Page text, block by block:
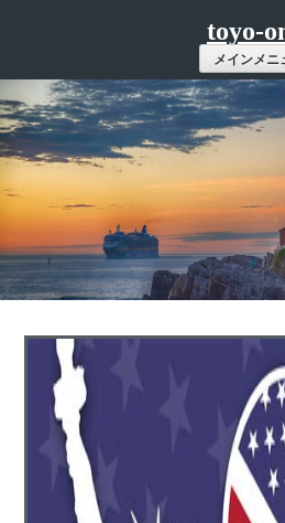
ツ
へ
ス
キ
ッ
プ
toyo-
メインメニ